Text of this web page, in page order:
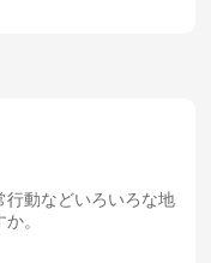
行動などいろいろな地
。